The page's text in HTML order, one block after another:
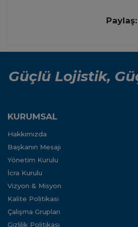
Paylaş:
Güçlü Lojistik,
KURUMSAL
Hakkımızda
Başkanın Mesajı
Yönetim Kurulu
İcra Kurulu
Vizyon & Misyon
Kalite Politikası
Çalışma Grupları
Gizlilik Politikası